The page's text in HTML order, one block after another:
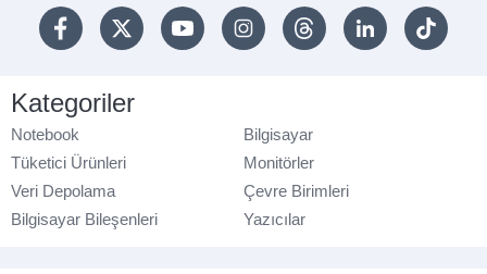
Kategoriler
Notebook
Bilgisayar
Tüketici Ürünleri
Monitörler
Veri Depolama
Çevre Birimleri
Bilgisayar Bileşenleri
Yazıcılar